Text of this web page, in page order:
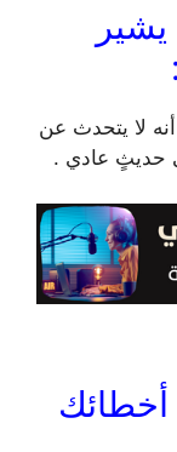
يشير
لا يتحدث عن
حديثٍ عادي .
أخطائك